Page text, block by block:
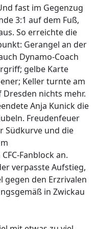
fast im Gegenzug
3:1 auf dem Fuß,
So erreichte die
Gerangel an der
Dynamo-Coach
gelbe Karte
Keller turnte am
Dresden nichts mehr.
Anja Kunick die
Freudenfeuer
Südkurve und die
Fanblock an.
verpasste Aufstieg,
gegen den Erzrivalen
in Zwickau